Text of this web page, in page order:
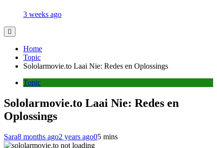
3 weeks ago
Home
Topic
Sololarmovie.to Laai Nie: Redes en Oplossings
Topic
Sololarmovie.to Laai Nie: Redes en
Oplossings
Sara8 months ago2 years ago05 mins